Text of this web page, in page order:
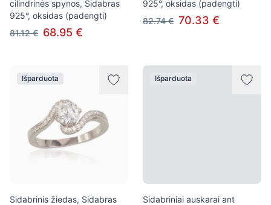
cilindrinės spynos, Sidabras
925°, oksidas (padengti)
81.12 € 68.95 €
925°, oksidas (padengti)
82.74 € 70.33 €
Išparduota
Sidabrinis žiedas, Sidabras
Išparduota
Sidabriniai auskarai ant